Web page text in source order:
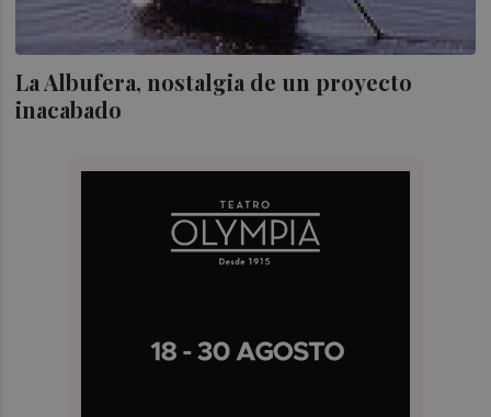
La Albufera, nostalgia de un proyecto
inacabado